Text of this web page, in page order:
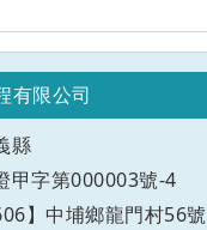
有限公司
縣
甲字第000003號-4
】中埔鄉龍門村56號